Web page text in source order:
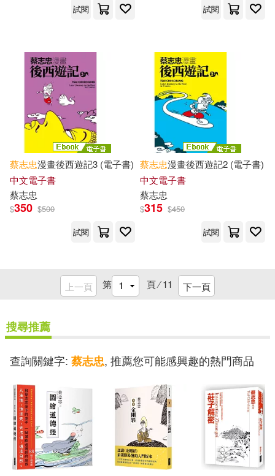
試閱
試閱
蔡志忠漫畫後西遊記3 (電子書)
中文電子書
蔡志忠
$350 $500
試閱
蔡志忠漫畫後西遊記2 (電子書)
中文電子書
蔡志忠
$315 $450
試閱
上一頁 第 頁 ⁄11 下一頁
搜尋推薦
查詢關鍵字: 蔡志忠, 推薦您可能感興趣的熱門商品